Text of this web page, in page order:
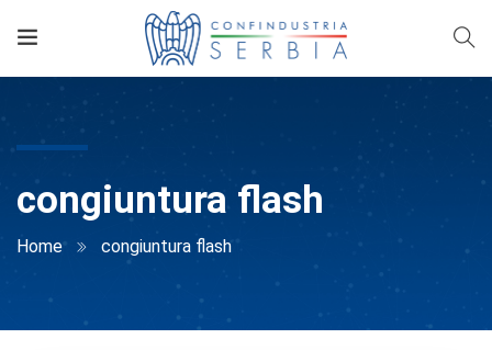
congiuntura flash
Home congiuntura flash